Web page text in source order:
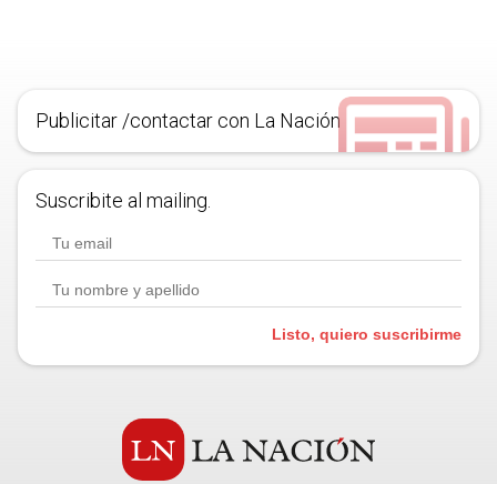
Publicitar /contactar con La Nación
Suscribite al mailing.
Listo, quiero suscribirme